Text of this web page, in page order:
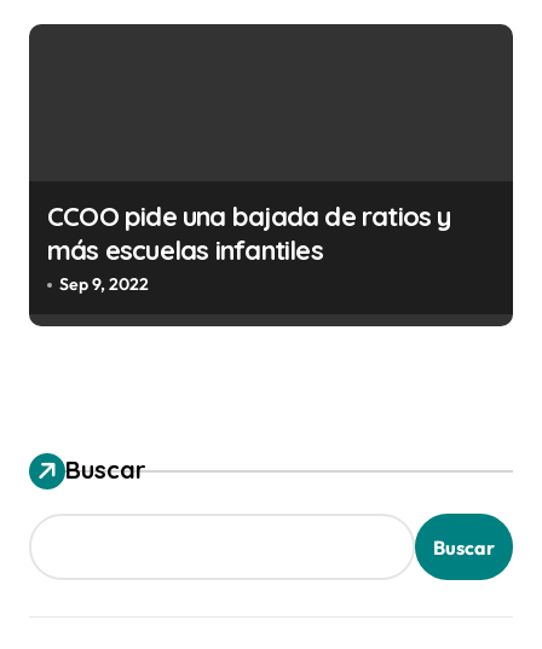
CCOO pide una bajada de ratios y
más escuelas infantiles
Sep 9, 2022
Buscar
Buscar